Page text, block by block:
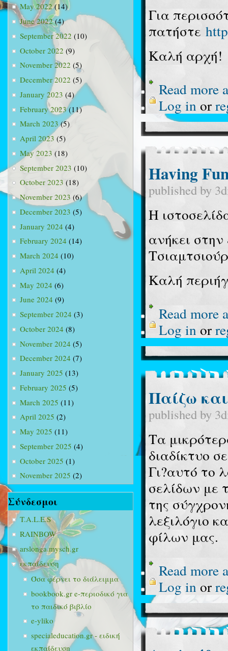
May 2022(14)
June 2022(4)
September 2022 (10)
October 2022 (9)
November 2022 (5)
December 2022 (5)
January 2023 (4)
February 2023(11)
March 2023(5)
April 2023 (5)
May 2023 (18)
September 2023 (10)
October 2023 (18)
November 2023 (6)
December 2023 (5)
January 2024 (4)
February 2024 (14)
March 2024 (10)
April 2024 (4)
May 2024 (6)
June 2024 (9)
September 2024 (3)
October 2024 (8)
November 2024 (5)
December 2024 (7)
January 2025 (13)
February 2025 (5)
March 2025 (11)
April 2025 (2)
May 2025 (11)
September 2025 (4)
October 2025 (1)
November 2025 (2)
Σύνδεσμοι
T.A.L.E.S
RAINBOW
arslonga.mysch.gr
εκπαίδευση
Όσα φέρνει το διάλειμμα
bookbook.gr e-περιοδικό για
το παιδικό βιβλίο
e-yliko
specialeducation.gr - ειδική
εκπαίδευση
Για
πατήστε
Καλή αρχή!
Read more
Log in or
Having
published by
Η
ανήκει
Καλή
Read more
Log in or
Παίζω
published by
Τα
διαδίκτυο
Γι?αυτό το
σελίδων με
της
λεξιλόγιο
φίλων μας.
Read more
Log in or